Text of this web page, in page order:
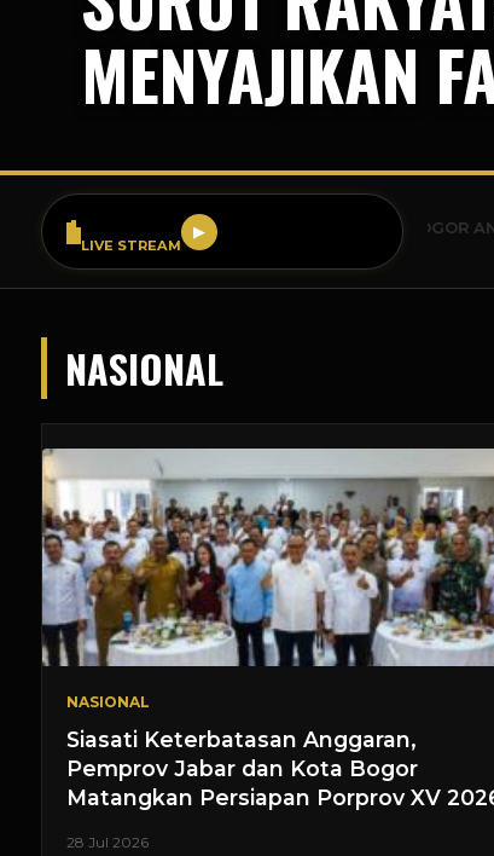
MENYAJIKAN
LIVE STREAM
▶
BREAKING NEWS: WARGA BOGOR ANTUSIAS
NASIONAL
NASIONAL
Siasati Keterbatasan Anggaran,
Pemprov Jabar dan Kota Bogor
Matangkan Persiapan Porprov XV
28 Jul 2026